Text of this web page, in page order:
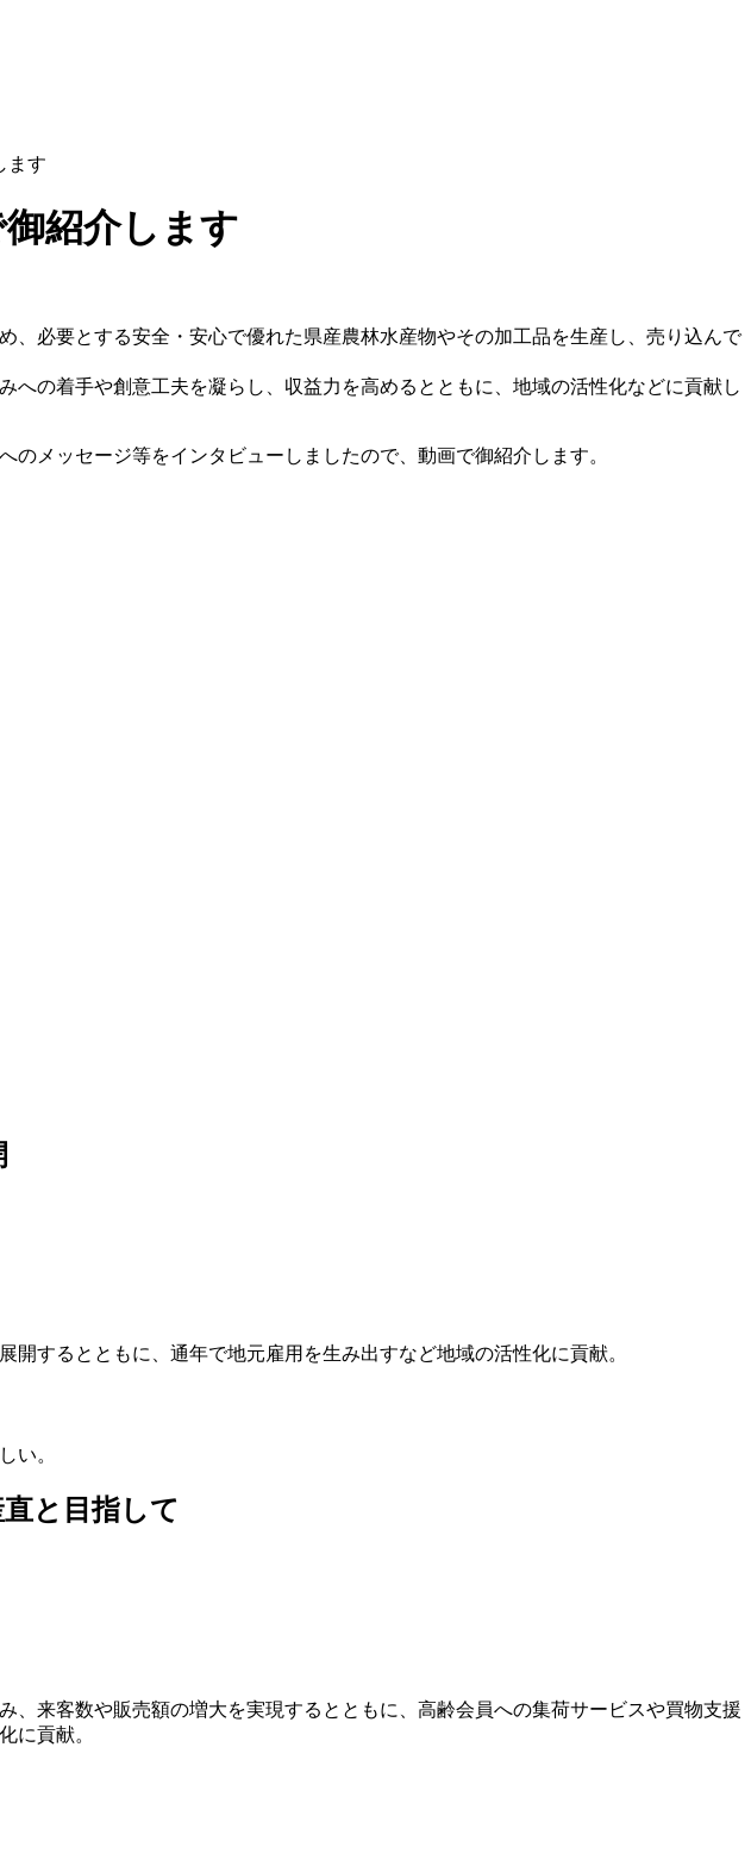
ます
紹介します
必要とする安全・安心で優れた県産農林水産物やその加工品を生産し、売り込んで
の着手や創意工夫を凝らし、収益力を高めるとともに、地域の活性化などに貢献し
メッセージ等をインタビューしましたので、動画で御紹介します。
するとともに、通年で地元雇用を生み出すなど地域の活性化に貢献。
い。
と目指して
来客数や販売額の増大を実現するとともに、高齢会員への集荷サービスや買物支援
に貢献。